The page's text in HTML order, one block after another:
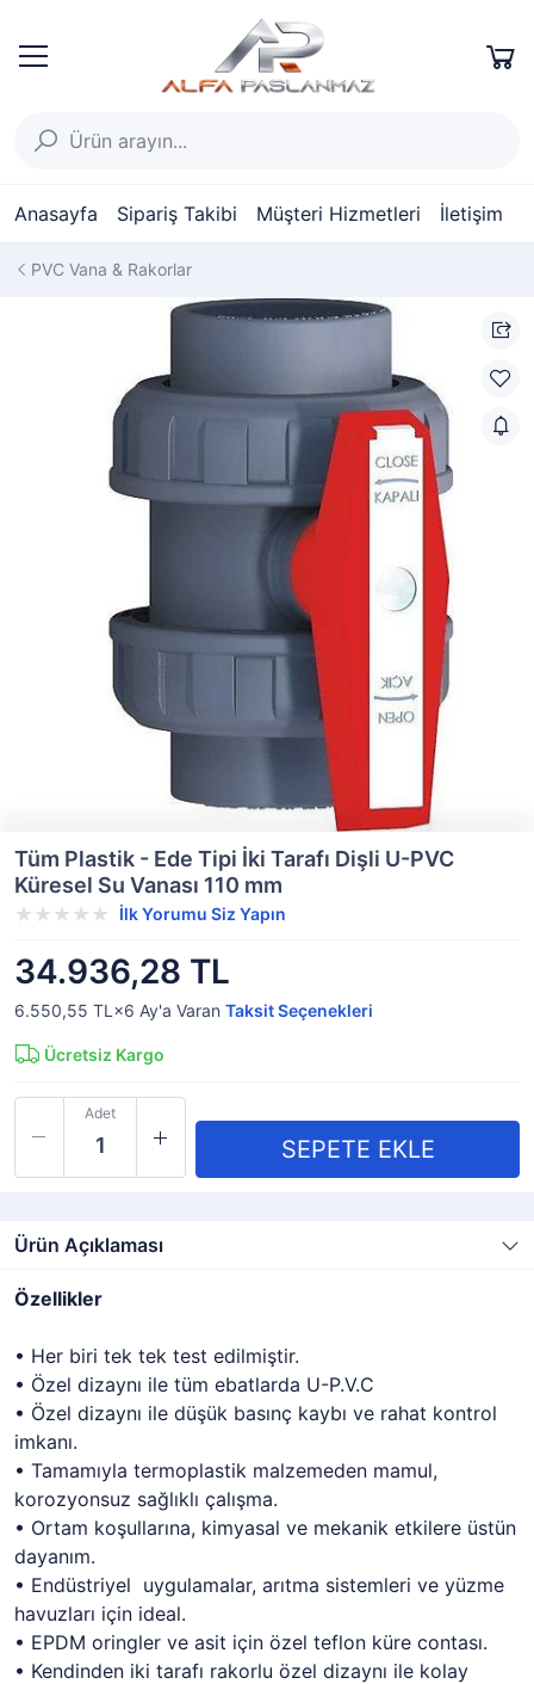
Anasayfa Sipariş Takibi Müşteri Hizmetleri İletişim
PVC Vana & Rakorlar
Tüm Plastik - Ede Tipi İki Tarafı Dişli U-PVC
Küresel Su Vanası 110 mm
İlk Yorumu Siz Yapın
34.936,28 TL
6.550,55 TL×6 Ay'a Varan Taksit Seçenekleri
Ücretsiz Kargo
Adet
Ürün Açıklaması
Özellikler
• Her biri tek tek test edilmiştir.
• Özel dizaynı ile tüm ebatlarda U-P.V.C
• Özel dizaynı ile düşük basınç kaybı ve rahat kontrol
imkanı.
• Tamamıyla termoplastik malzemeden mamul,
korozyonsuz sağlıklı çalışma.
• Ortam koşullarına, kimyasal ve mekanik etkilere üstün
dayanım.
• Endüstriyel uygulamalar, arıtma sistemleri ve yüzme
havuzları için ideal.
• EPDM oringler ve asit için özel teflon küre contası.
• Kendinden iki tarafı rakorlu özel dizaynı ile kolay